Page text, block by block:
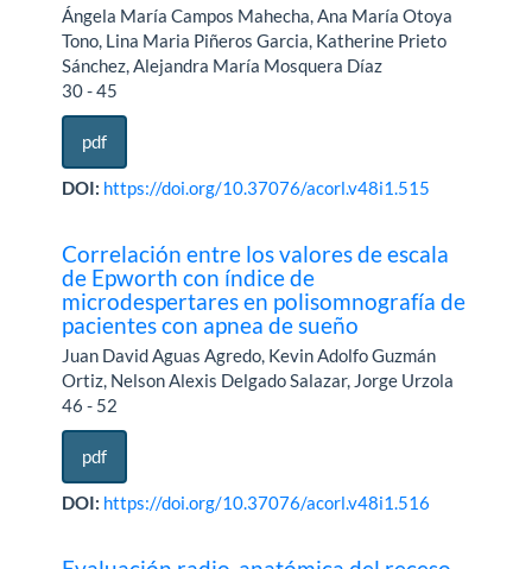
Ángela María Campos Mahecha, Ana María Otoya
Tono, Lina Maria Piñeros Garcia, Katherine Prieto
Sánchez, Alejandra María Mosquera Díaz
30 - 45
pdf
DOI: https://doi.org/10.37076/acorl.v48i1.515
Correlación entre los valores de escala
de Epworth con índice de
microdespertares en polisomnografía de
pacientes con apnea de sueño
Juan David Aguas Agredo, Kevin Adolfo Guzmán
Ortiz, Nelson Alexis Delgado Salazar, Jorge Urzola
46 - 52
pdf
DOI: https://doi.org/10.37076/acorl.v48i1.516